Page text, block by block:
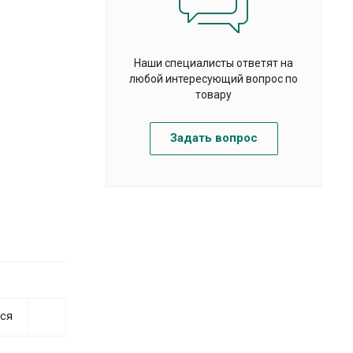
Наши специалисты ответят на
любой интересующий вопрос по
товару
Задать вопрос